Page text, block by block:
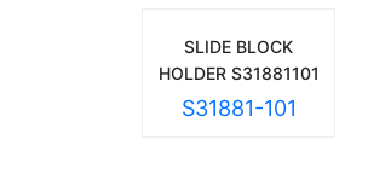
SLIDE BLOCK
HOLDER S31881101
S31881-101